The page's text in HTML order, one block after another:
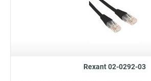
Rexant 02-0292-03